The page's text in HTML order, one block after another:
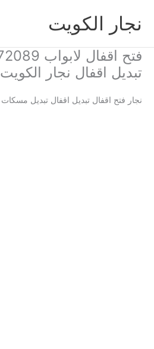
المحتوىنجار الكويت
تبديل اقفال نجار الكويت
نجار فتح اقفال تبديل اقفال تبديل مسكات